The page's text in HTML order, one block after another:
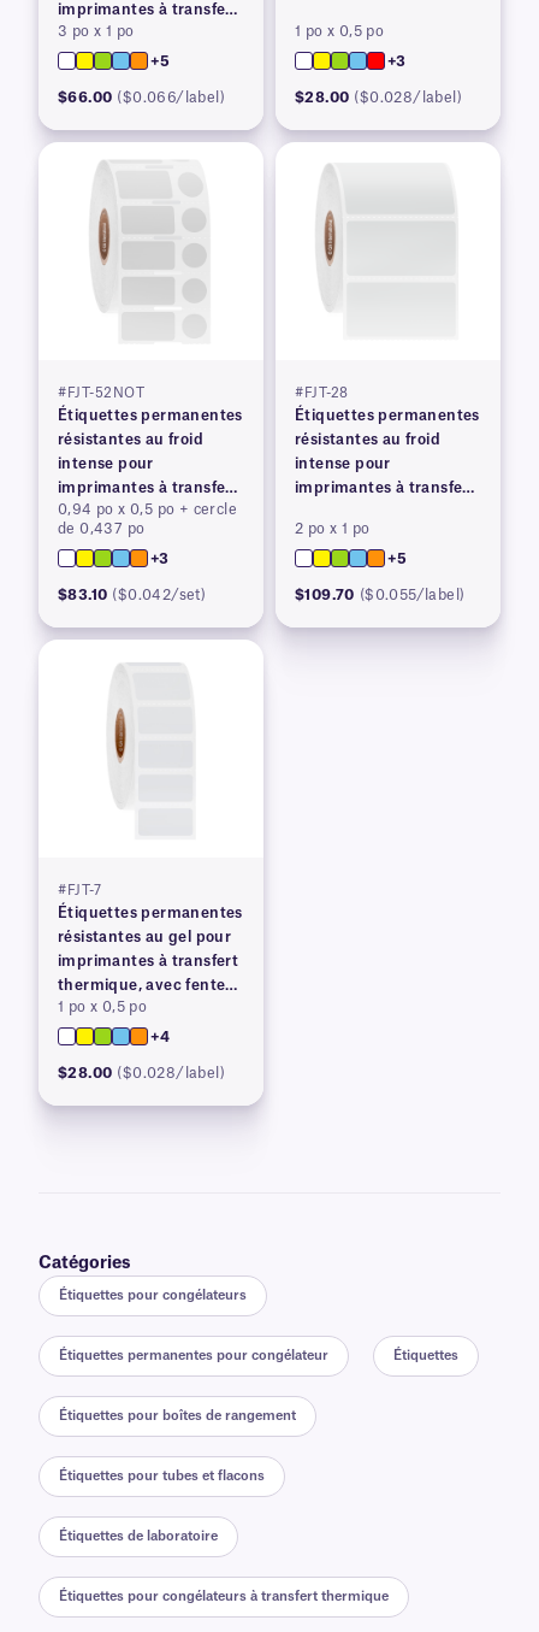
imprimantes à transfert
thermique
3 po x 1 po
+5
$66.00 ($0.066/label)
1 po x 0,5 po
+3
$28.00 ($0.028/label)
#FJT-52NOT
Étiquettes permanentes
résistantes au froid
intense pour
imprimantes à transfert
thermique
0,94 po x 0,5 po + cercle
de 0,437 po
+3
$83.10 ($0.042/set)
#FJT-28
Étiquettes permanentes
résistantes au froid
intense pour
imprimantes à transfert
2 po x 1 po
+5
$109.70 ($0.055/label)
#FJT-7
Étiquettes permanentes
résistantes au gel pour
imprimantes à transfert
thermique, avec fente
arrière
1 po x 0,5 po
+4
$28.00 ($0.028/label)
Catégories
Étiquettes pour congélateurs
Étiquettes permanentes pour congélateur Étiquettes
Étiquettes pour boîtes de rangement
Étiquettes pour tubes et flacons
Étiquettes de laboratoire
Étiquettes pour congélateurs à transfert thermique